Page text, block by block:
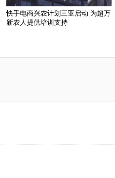
快手电商兴农计划三亚启动 为超万
新农人提供培训支持